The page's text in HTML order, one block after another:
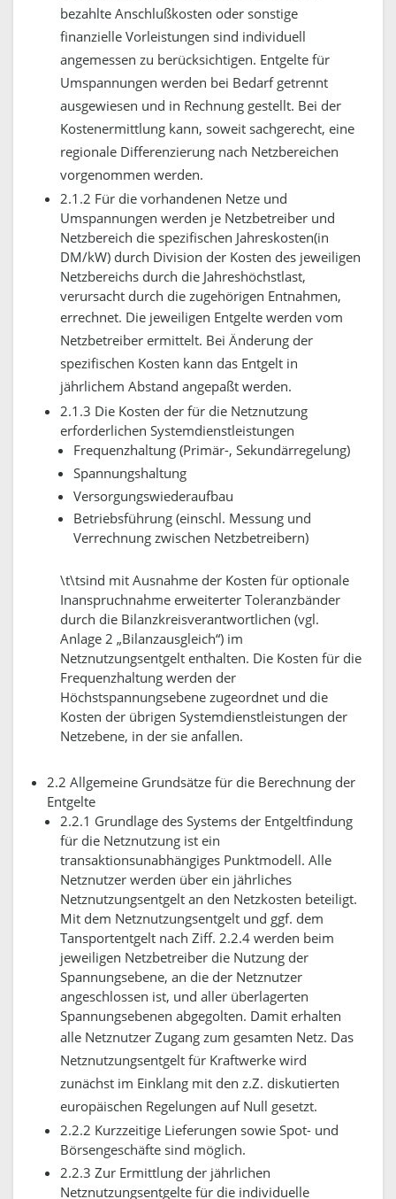
bezahlte Anschlußkosten oder sonstige
finanzielle Vorleistungen sind individuell
angemessen zu berücksichtigen. Entgelte für
Umspannungen werden bei Bedarf getrennt
ausgewiesen und in Rechnung gestellt. Bei der
Kostenermittlung kann, soweit sachgerecht, eine
regionale Differenzierung nach Netzbereichen
vorgenommen werden.
2.1.2 Für die vorhandenen Netze und
Umspannungen werden je Netzbetreiber und
Netzbereich die spezifischen Jahreskosten(in
DM/kW) durch Division der Kosten des jeweiligen
Netzbereichs durch die Jahreshöchstlast,
verursacht durch die zugehörigen Entnahmen,
errechnet. Die jeweiligen Entgelte werden vom
Netzbetreiber ermittelt. Bei Änderung der
spezifischen Kosten kann das Entgelt in
jährlichem Abstand angepaßt werden.
2.1.3 Die Kosten der für die Netznutzung
erforderlichen Systemdienstleistungen
Frequenzhaltung (Primär-, Sekundärregelung)
Spannungshaltung
Versorgungswiederaufbau
Betriebsführung (einschl. Messung und
Verrechnung zwischen Netzbetreibern)
\t\tsind mit Ausnahme der Kosten für optionale
Inanspruchnahme erweiterter Toleranzbänder
durch die Bilanzkreisverantwortlichen (vgl.
Anlage 2 „Bilanzausgleich“) im
Netznutzungsentgelt enthalten. Die Kosten für die
Frequenzhaltung werden der
Höchstspannungsebene zugeordnet und die
Kosten der übrigen Systemdienstleistungen der
Netzebene, in der sie anfallen.
2.2 Allgemeine Grundsätze für die Berechnung der
Entgelte
2.2.1 Grundlage des Systems der Entgeltfindung
für die Netznutzung ist ein
transaktionsunabhängiges Punktmodell. Alle
Netznutzer werden über ein jährliches
Netznutzungsentgelt an den Netzkosten beteiligt.
Mit dem Netznutzungsentgelt und ggf. dem
Tansportentgelt nach Ziff. 2.2.4 werden beim
jeweiligen Netzbetreiber die Nutzung der
Spannungsebene, an die der Netznutzer
angeschlossen ist, und aller überlagerten
Spannungsebenen abgegolten. Damit erhalten
alle Netznutzer Zugang zum gesamten Netz. Das
Netznutzungsentgelt für Kraftwerke wird
zunächst im Einklang mit den z.Z. diskutierten
europäischen Regelungen auf Null gesetzt.
2.2.2 Kurzzeitige Lieferungen sowie Spot- und
Börsengeschäfte sind möglich.
2.2.3 Zur Ermittlung der jährlichen
Netznutzungsentgelte für die individuelle